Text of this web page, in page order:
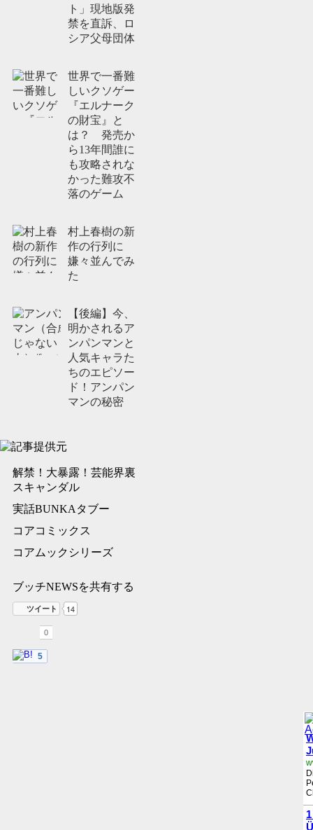
ト」現地版発
禁を直訴、ロ
シア父母団体
世界で一番難
しいクソゲー
『エルナーク
の財宝』と
は？ 発売か
ら13年間誰に
も攻略されな
かった難攻不
落のゲーム
村上春樹の新
作の行列に
嫌々並んでみ
た
【後編】今、
明かされるア
ンパンマンと
人気キャラた
ちのエピソー
ド！アンパン
マンの秘密
解禁！大暴露！芸能界裏
スキャンダル
実話BUNKAタブー
コアコミックス
コアムックシリーズ
ブッチNEWSを共有する
ツイート 14
0
5